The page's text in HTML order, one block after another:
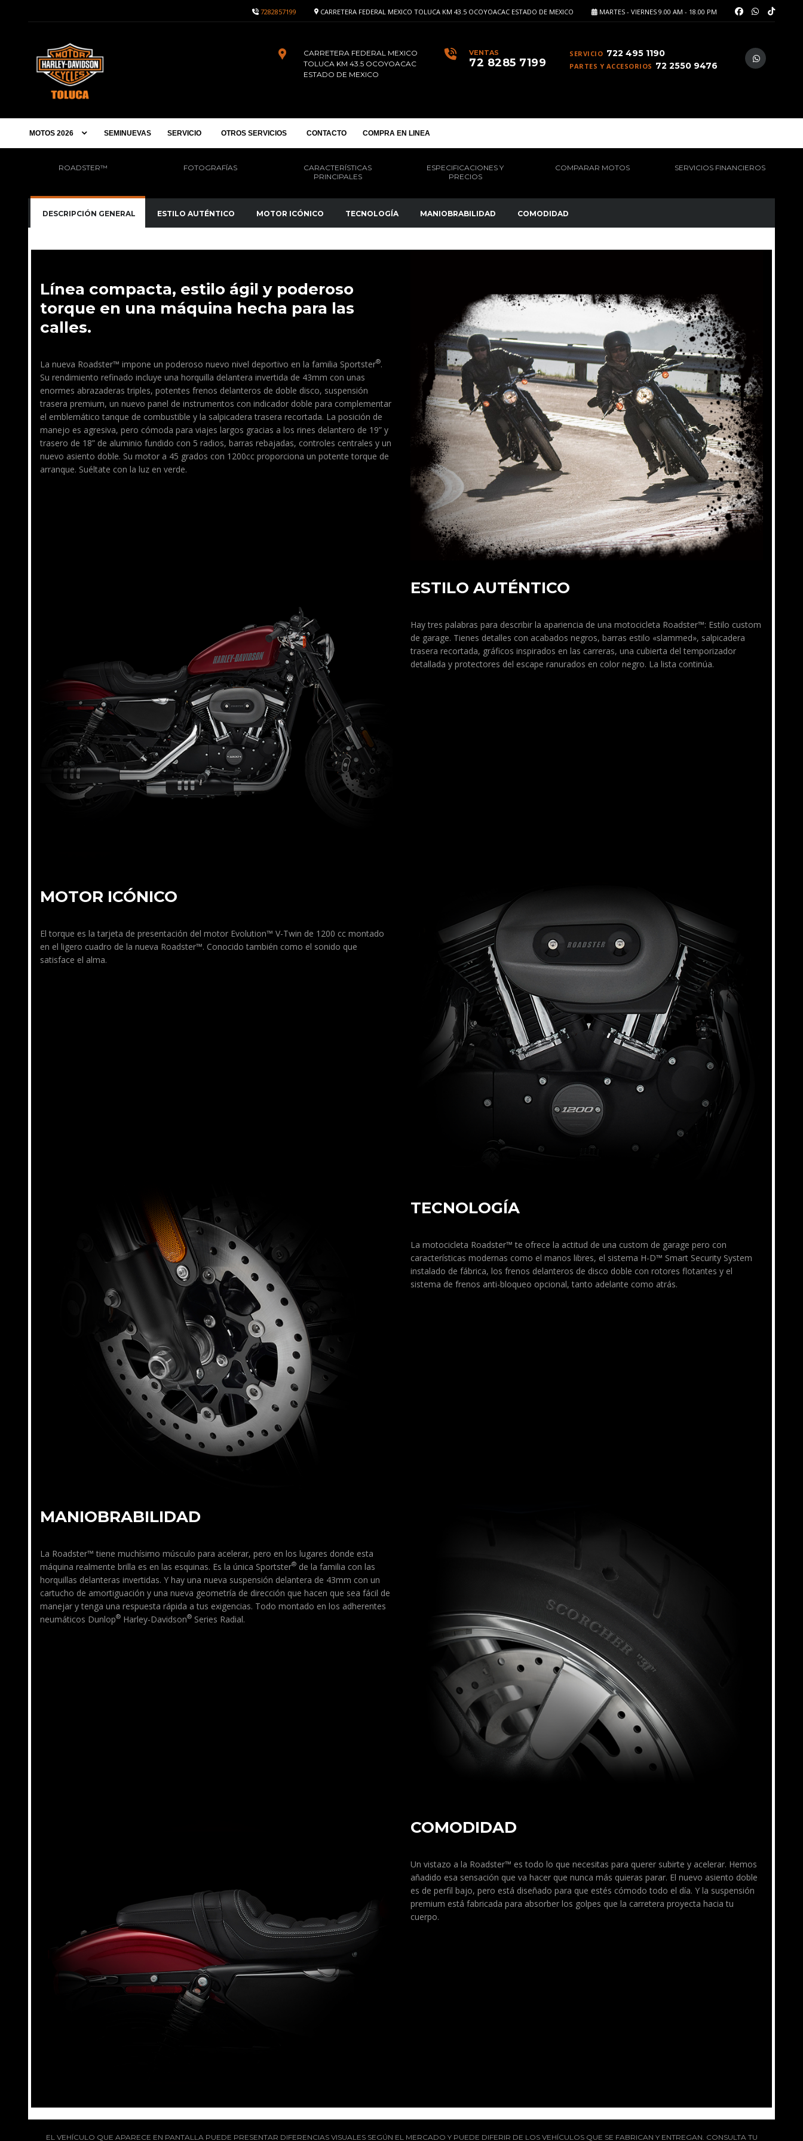
MARTES - VIERNES 9.00 AM - 18.00 PM
CARRETERA FEDERAL MEXICO TOLUCA KM 43.5 OCOYOACAC ESTADO DE MEXICO
7282857199
SERVICIO 722 495 1190
PARTES Y ACCESORIOS 72 2550 9476
VENTAS
72 8285 7199
CARRETERA FEDERAL MEXICO
TOLUCA KM 43.5 OCOYOACAC
ESTADO DE MEXICO
MOTOS 2026 SEMINUEVAS SERVICIO OTROS SERVICIOS CONTACTO COMPRA EN LINEA
ROADSTER™ FOTOGRAFÍAS
CARACTERÍSTICAS
PRINCIPALES
ESPECIFICACIONES Y
PRECIOS
COMPARAR MOTOS SERVICIOS FINANCIEROS
DESCRIPCIÓN GENERAL ESTILO AUTÉNTICO MOTOR ICÓNICO TECNOLOGÍA MANIOBRABILIDAD COMODIDAD
Línea compacta, estilo ágil y poderoso
torque en una máquina hecha para las
calles.
La nueva Roadster™ impone un poderoso nuevo nivel deportivo en la familia Sportster®.
Su rendimiento refinado incluye una horquilla delantera invertida de 43mm con unas
enormes abrazaderas triples, potentes frenos delanteros de doble disco, suspensión
trasera premium, un nuevo panel de instrumentos con indicador doble para complementar
el emblemático tanque de combustible y la salpicadera trasera recortada. La posición de
manejo es agresiva, pero cómoda para viajes largos gracias a los rines delantero de 19” y
trasero de 18” de aluminio fundido con 5 radios, barras rebajadas, controles centrales y un
nuevo asiento doble. Su motor a 45 grados con 1200cc proporciona un potente torque de
arranque. Suéltate con la luz en verde.
ESTILO AUTÉNTICO
Hay tres palabras para describir la apariencia de una motocicleta Roadster™: Estilo custom
de garage. Tienes detalles con acabados negros, barras estilo «slammed», salpicadera
trasera recortada, gráficos inspirados en las carreras, una cubierta del temporizador
detallada y protectores del escape ranurados en color negro. La lista continúa.
MOTOR ICÓNICO
El torque es la tarjeta de presentación del motor Evolution™ V-Twin de 1200 cc montado
en el ligero cuadro de la nueva Roadster™. Conocido también como el sonido que
satisface el alma.
TECNOLOGÍA
La motocicleta Roadster™ te ofrece la actitud de una custom de garage pero con
características modernas como el manos libres, el sistema H-D™ Smart Security System
instalado de fábrica, los frenos delanteros de disco doble con rotores flotantes y el
sistema de frenos anti-bloqueo opcional, tanto adelante como atrás.
MANIOBRABILIDAD
La Roadster™ tiene muchísimo músculo para acelerar, pero en los lugares donde esta
máquina realmente brilla es en las esquinas. Es la única Sportster® de la familia con las
horquillas delanteras invertidas. Y hay una nueva suspensión delantera de 43mm con un
cartucho de amortiguación y una nueva geometría de dirección que hacen que sea fácil de
manejar y tenga una respuesta rápida a tus exigencias. Todo montado en los adherentes
neumáticos Dunlop® Harley-Davidson® Series Radial.
COMODIDAD
Un vistazo a la Roadster™ es todo lo que necesitas para querer subirte y acelerar. Hemos
añadido esa sensación que va hacer que nunca más quieras parar. El nuevo asiento doble
es de perfil bajo, pero está diseñado para que estés cómodo todo el día. Y la suspensión
premium está fabricada para absorber los golpes que la carretera proyecta hacia tu
cuerpo.
EL VEHÍCULO QUE APARECE EN PANTALLA PUEDE PRESENTAR DIFERENCIAS VISUALES SEGÚN EL MERCADO Y PUEDE DIFERIR DE LOS VEHÍCULOS QUE SE FABRICAN Y ENTREGAN. CONSULTA TU